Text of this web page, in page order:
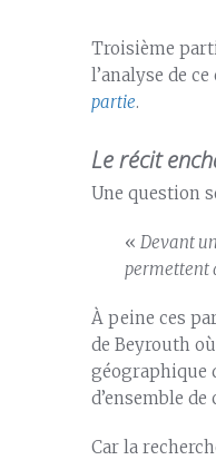
Troisième
l’analyse de
partie.
Le récit
Une question
« Devant
permettent
À peine ces
de Beyrouth
géographique
d’ensemble
Car la